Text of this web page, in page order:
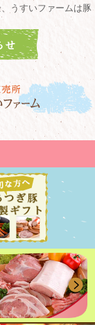
うすいファームは豚